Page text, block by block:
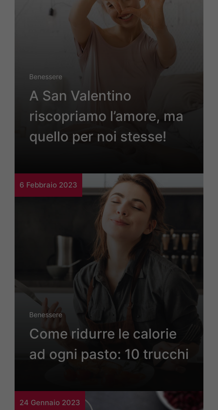
Benessere
A San Valentino
riscopriamo l’amore, ma
quello per noi stesse!
6 Febbraio 2023
Benessere
Come ridurre le calorie
ad ogni pasto: 10 trucchi
24 Gennaio 2023